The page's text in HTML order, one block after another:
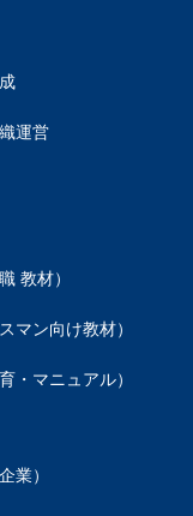
運営
教材）
マン向け教材）
・マニュアル）
業）